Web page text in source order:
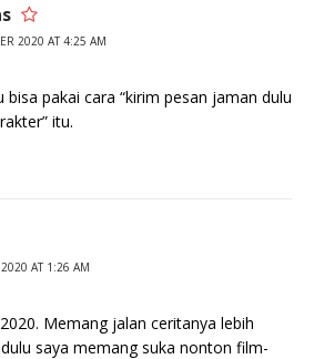
2020 AT 4:25 AM
bisa pakai cara “kirim pesan jaman dulu
itu.
2020 AT 1:26 AM
Memang jalan ceritanya lebih
saya memang suka nonton film-